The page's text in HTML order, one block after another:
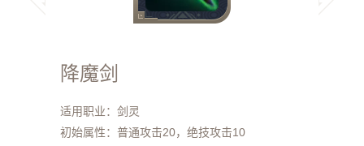
降魔剑
适用职业：剑灵
初始属性：普通攻击20，绝技攻击10